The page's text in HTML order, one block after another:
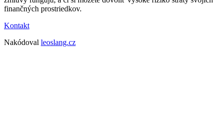
finančných prostriedkov.
Kontakt
Nakódoval leoslang.cz